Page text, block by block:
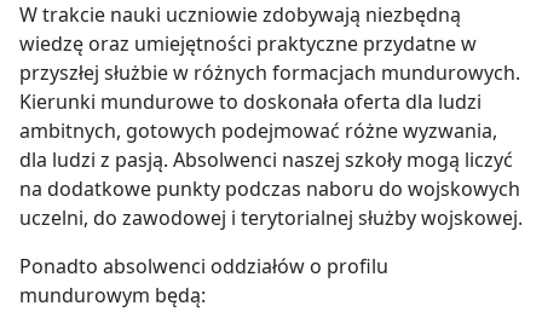
W trakcie nauki uczniowie zdobywają niezbędną
wiedzę oraz umiejętności praktyczne przydatne w
przyszłej służbie w różnych formacjach mundurowych.
Kierunki mundurowe to doskonała oferta dla ludzi
ambitnych, gotowych podejmować różne wyzwania,
dla ludzi z pasją. Absolwenci naszej szkoły mogą liczyć
na dodatkowe punkty podczas naboru do wojskowych
uczelni, do zawodowej i terytorialnej służby wojskowej.
Ponadto absolwenci oddziałów o profilu
mundurowym będą: